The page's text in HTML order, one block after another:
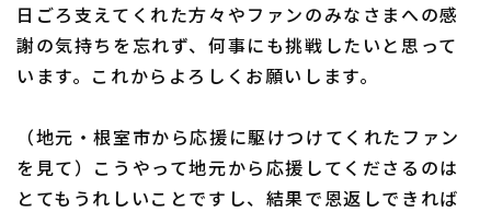
日ごろ支えてくれた方々やファンのみなさまへの感
謝の気持ちを忘れず、何事にも挑戦したいと思って
います。これからよろしくお願いします。
（地元・根室市から応援に駆けつけてくれたファン
を見て）こうやって地元から応援してくださるのは
とてもうれしいことですし、結果で恩返しできれば